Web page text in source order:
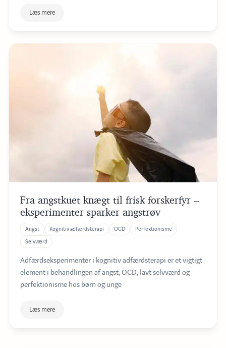
Læs mere
Fra angstkuet knægt til frisk forskerfyr –
eksperimenter sparker angstrøv
Angst Kognitiv adfærdsterapi OCD
Perfektionisme
Selvværd
Adfærdseksperimenter i kognitiv adfærdsterapi er et vigtigt
element i behandlingen af angst, OCD, lavt selvværd og
perfektionisme hos børn og unge
Læs mere